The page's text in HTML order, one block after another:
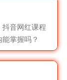
音网红课程
掌握吗？